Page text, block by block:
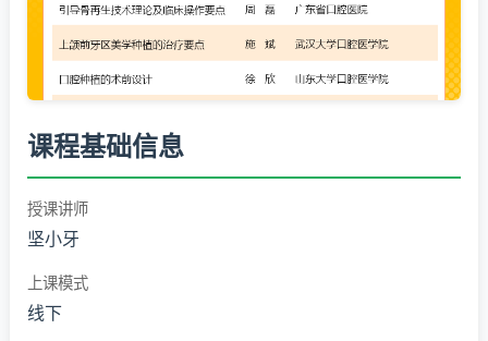
课程基础信息
授课讲师
坚小牙
上课模式
线下